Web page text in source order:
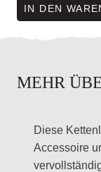
IN DEN
MEHR
Diese
Accessoire